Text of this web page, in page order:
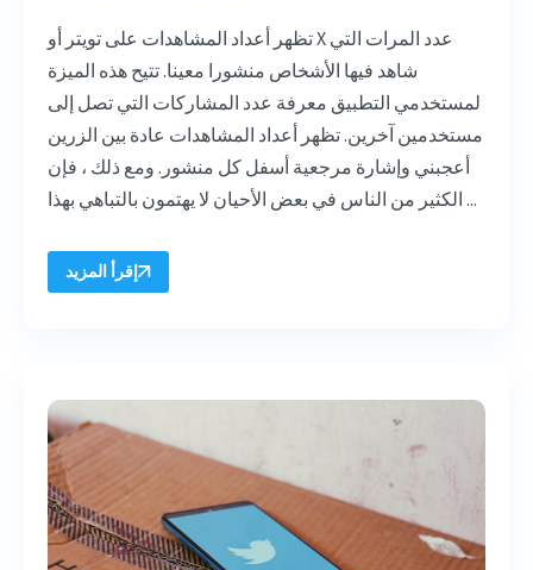
تظهر أعداد المشاهدات على تويتر أو X عدد المرات التي
شاهد فيها الأشخاص منشورا معينا. تتيح هذه الميزة
لمستخدمي التطبيق معرفة عدد المشاركات التي تصل إلى
مستخدمين آخرين. تظهر أعداد المشاهدات عادة بين الزرين
أعجبني وإشارة مرجعية أسفل كل منشور. ومع ذلك ، فإن
الكثير من الناس في بعض الأحيان لا يهتمون بالتباهي بهذا ...
إقرأ المزيد